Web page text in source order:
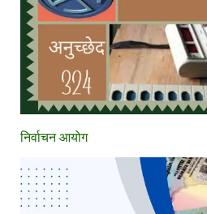
निर्वाचन आयोग